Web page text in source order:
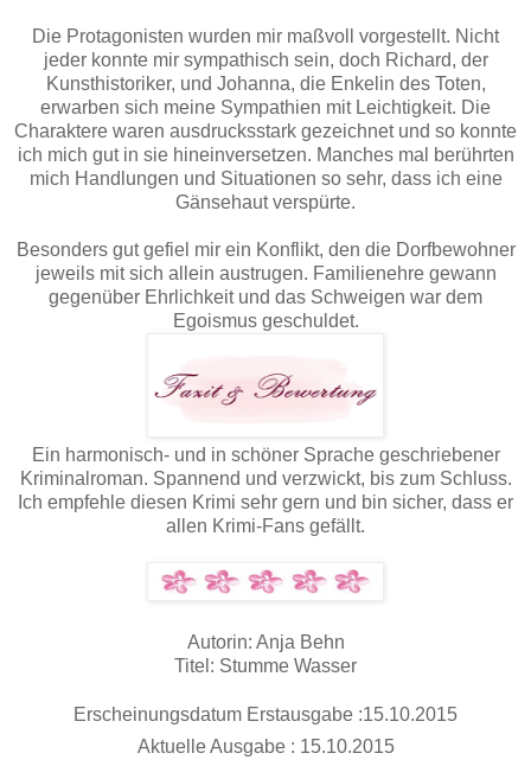
Die Protagonisten wurden mir maßvoll vorgestellt. Nicht
jeder konnte mir sympathisch sein, doch Richard, der
Kunsthistoriker, und Johanna, die Enkelin des Toten,
erwarben sich meine Sympathien mit Leichtigkeit. Die
Charaktere waren ausdrucksstark gezeichnet und so konnte
ich mich gut in sie hineinversetzen. Manches mal berührten
mich Handlungen und Situationen so sehr, dass ich eine
Gänsehaut verspürte.
Besonders gut gefiel mir ein Konflikt, den die Dorfbewohner
jeweils mit sich allein austrugen. Familienehre gewann
gegenüber Ehrlichkeit und das Schweigen war dem
Egoismus geschuldet.
Ein harmonisch- und in schöner Sprache geschriebener
Kriminalroman. Spannend und verzwickt, bis zum Schluss.
Ich empfehle diesen Krimi sehr gern und bin sicher, dass er
allen Krimi-Fans gefällt.
Autorin: Anja Behn
Titel: Stumme Wasser
Erscheinungsdatum Erstausgabe :15.10.2015
Aktuelle Ausgabe : 15.10.2015